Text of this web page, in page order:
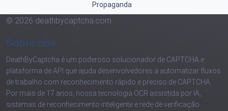
Propaganda
© 2026 deathbycaptcha.com
Sobre nós
DeathByCaptcha é um poderoso solucionador de CAPTCHA e
plataforma de API que ajuda desenvolvedores a automatizar fluxos
de trabalho com reconhecimento rápido e preciso de CAPTCHA.
Por mais de 17 anos, nossa tecnologia OCR assistida por IA,
sistemas de reconhecimento inteligente e rede de verificação